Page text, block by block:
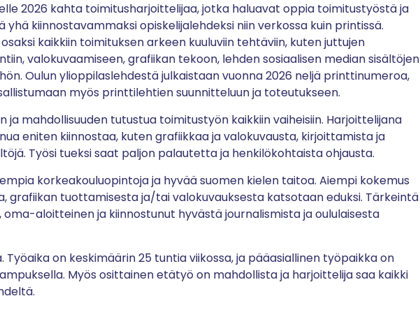
2026 kahta toimitusharjoittelijaa, jotka haluavat oppia toimitustyöstä ja
kiinnostavammaksi opiskelijalehdeksi niin verkossa kuin printissä.
kaikkiin toimituksen arkeen kuuluviin tehtäviin, kuten juttujen
valokuvaamiseen, grafiikan tekoon, lehden sosiaalisen median sisältöjen
Oulun ylioppilaslehdestä julkaistaan vuonna 2026 neljä printtinumeroa,
myös printtilehtien suunnitteluun ja toteutukseen.
ja mahdollisuuden tutustua toimitustyön kaikkiin vaiheisiin. Harjoittelijana
eniten kiinnostaa, kuten grafiikkaa ja valokuvausta, kirjoittamista ja
Työsi tueksi saat paljon palautetta ja henkilökohtaista ohjausta.
korkeakouluopintoja ja hyvää suomen kielen taitoa. Aiempi kokemus
grafiikan tuottamisesta ja/tai valokuvauksesta katsotaan eduksi. Tärkeintä
aloitteinen ja kiinnostunut hyvästä journalismista ja oululaisesta
Työaika on keskimäärin 25 tuntia viikossa, ja pääasiallinen työpaikka on
Myös osittainen etätyö on mahdollista ja harjoittelija saa kaikki